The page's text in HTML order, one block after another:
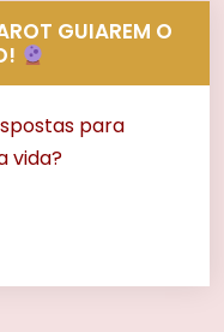
GUIAREM O
para
vida?